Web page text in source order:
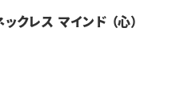
クレス マインド （心）